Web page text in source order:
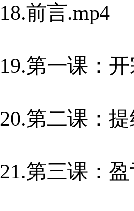
18.前言.mp4
19.第一课：
20.第二课：
21.第三课：